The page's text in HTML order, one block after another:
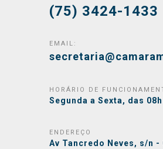
(75) 3424-1433
EMAIL:
HORÁRIO DE
Segunda a Sexta, das
ENDEREÇO
Av Tancredo Neves, s/n -